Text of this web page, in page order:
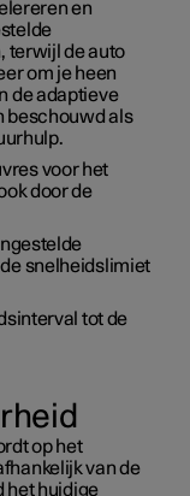
en
terwijl de auto
om je heen
de adaptieve
beschouwd als
voor het
door de
snelheidslimiet
tot de
op het
van de
het huidige